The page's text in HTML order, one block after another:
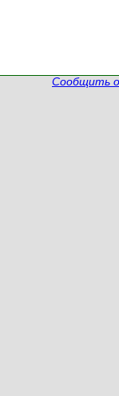
Сообщить о